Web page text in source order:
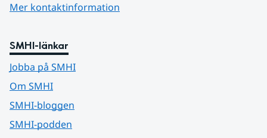
Mer kontaktinformation
SMHI-länkar
Jobba på SMHI
Om SMHI
SMHI-bloggen
SMHI-podden